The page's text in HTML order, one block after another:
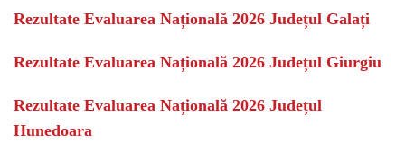
Rezultate Evaluarea Națională 2026 Județul Galați
Rezultate Evaluarea Națională 2026 Județul Giurgiu
Rezultate Evaluarea Națională 2026 Județul
Hunedoara